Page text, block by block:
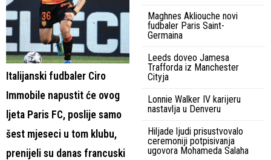
Italijanski fudbaler Ciro
Immobile napustit će ovog
ljeta Paris FC, poslije samo
šest mjeseci u tom klubu,
prenijeli su danas francuski
Maghnes Akliouche novi
fudbaler Paris Saint-
Germaina
Leeds doveo Jamesa
Trafforda iz Manchester
Cityja
Lonnie Walker IV karijeru
nastavlja u Denveru
Hiljade ljudi prisustvovalo
ceremoniji potpisivanja
ugovora Mohameda Salaha